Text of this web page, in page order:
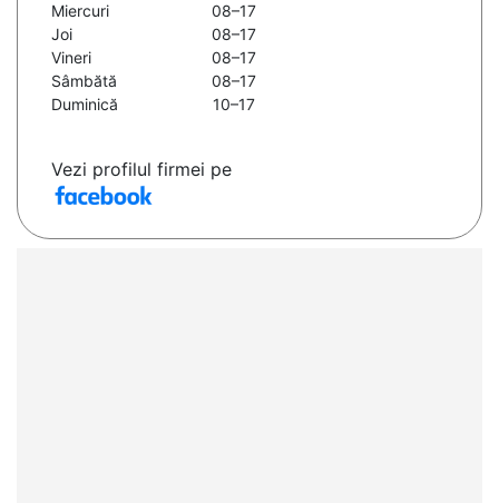
Miercuri
08–17
Joi
08–17
Vineri
08–17
Sâmbătă
08–17
Duminică
10–17
Vezi profilul firmei pe